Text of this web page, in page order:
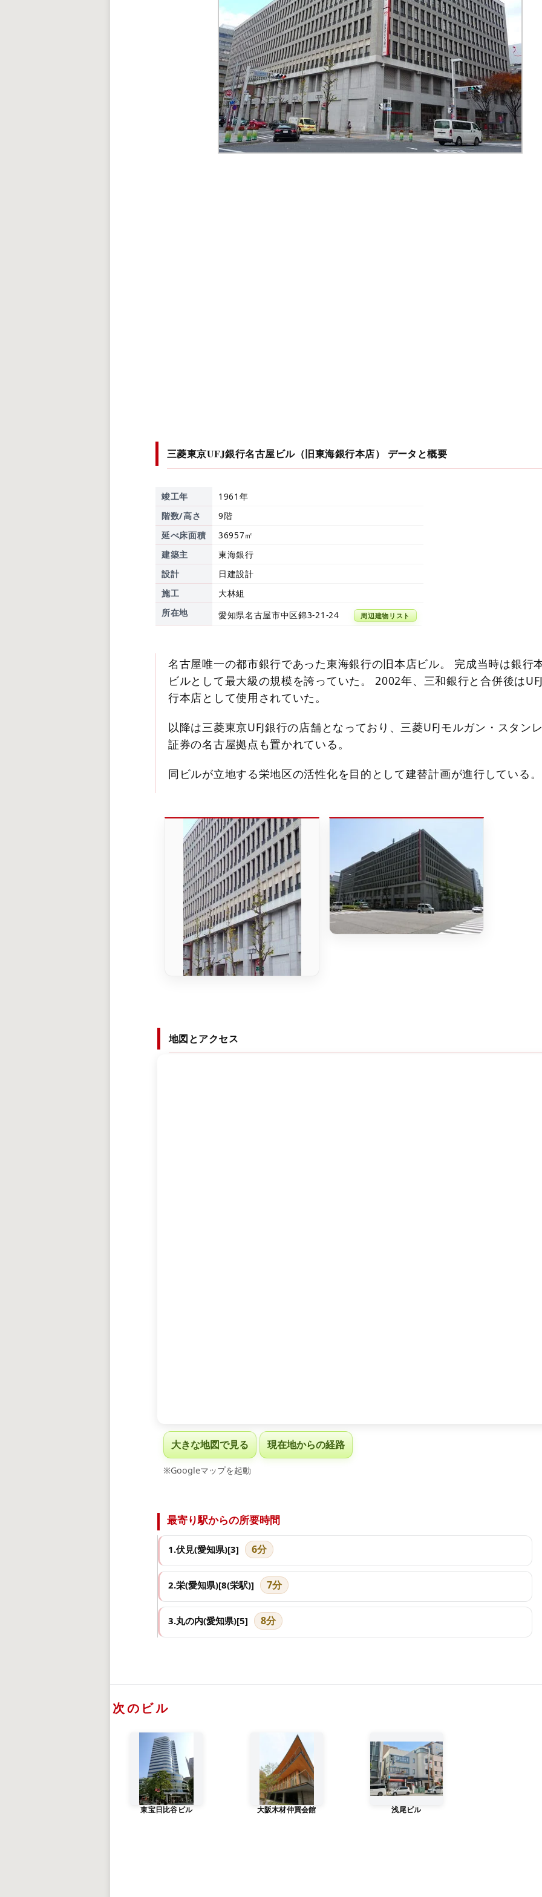
三菱東京UFJ銀行名古屋ビル（旧東海銀行本店） データと概要
竣工年
1961年
階数/高さ
9階
延べ床面積
36957㎡
建築主
東海銀行
設計
日建設計
施工
大林組
所在地
愛知県名古屋市中区錦3-21-24 周辺建物リスト
名古屋唯一の都市銀行であった東海銀行の旧本店ビル。 完成当時は銀行
ビルとして最大級の規模を誇っていた。 2002年、三和銀行と合併後は
行本店として使用されていた。
以降は三菱東京UFJ銀行の店舗となっており、三菱UFJモルガン・スタン
証券の名古屋拠点も置かれている。
同ビルが立地する栄地区の活性化を目的として建替計画が進行している。
地図とアクセス
大きな地図で見る 現在地からの経路
※Googleマップを起動
最寄り駅からの所要時間
1.伏見(愛知県)[3] 6分
2.栄(愛知県)[8(栄駅)] 7分
3.丸の内(愛知県)[5] 8分
次のビル
東宝日比谷ビル 大阪木材仲買会館 浅尾ビル